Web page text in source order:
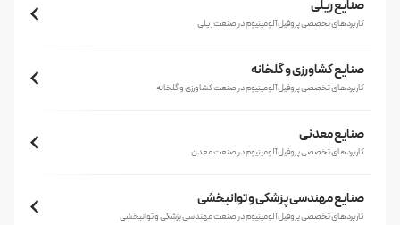
صنایع ریلی
کاربردهای تخصصی پروفیل آلومینیوم در صنعت ریلی
صنایع کشاورزی و گلخانه
کاربردهای تخصصی پروفیل آلومینیوم در صنعت کشاورزی و گلخانه
صنایع معدنی
کاربردهای تخصصی پروفیل آلومینیوم در صنعت معدن
صنایع مهندسی پزشکی و توانبخشی
کاربردهای تخصصی پروفیل آلومینیوم در صنعت مهندسی پزشکی و توانبخشی